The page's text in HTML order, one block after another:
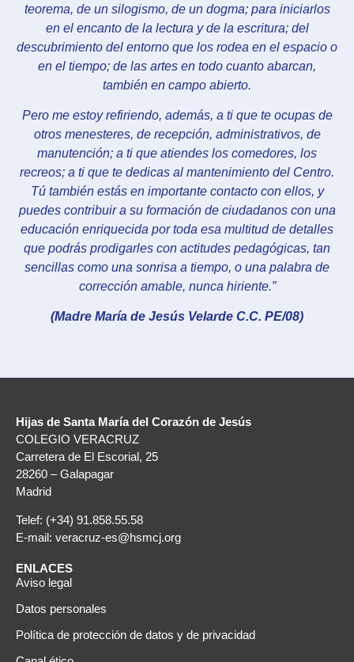
teorema, de un silogismo, de un dogma; para iniciarlos
en el encanto de la lectura y de la escritura; del
descubrimiento del entorno que los rodea en el espacio o
en el tiempo; de las artes en todo cuanto abarcan,
también en campo abierto.
Pero me estoy refiriendo, además, a ti que te ocupas de
otros menesteres, de recepción, administrativos, de
manutención; a ti que atiendes los comedores, los
recreos; a ti que te dedicas al mantenimiento del Centro.
Tú también estás en importante contacto con ellos, y
puedes contribuir a su formación de ciudadanos con una
educación enriquecida por toda esa multitud de detalles
que podrás prodigarles con actitudes pedagógicas, tan
sencillas como una sonrisa a tiempo, o una palabra de
corrección amable, nunca hiriente.”
(Madre María de Jesús Velarde C.C. PE/08)
Hijas de Santa María del Corazón de Jesús
COLEGIO VERACRUZ
Carretera de El Escorial, 25
28260 – Galapagar
Madrid
Telef: (+34) 91.858.55.58
E-mail: veracruz-es@hsmcj.org
ENLACES
Aviso legal
Datos personales
Política de protección de datos y de privacidad